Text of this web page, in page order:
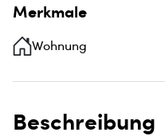
Merkmale
Wohnung
Beschreibung